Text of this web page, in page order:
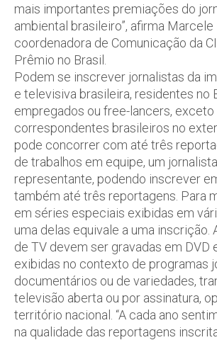
mais importantes premiações do
ambiental brasileiro”, afirma Marcele
coordenadora de Comunicação da
Prêmio no Brasil.
Podem se inscrever jornalistas da
e televisiva brasileira, residentes no
empregados ou free-lancers, exceto
correspondentes brasileiros no
pode concorrer com até três
de trabalhos em equipe, um
representante, podendo inscrever
também até três reportagens. Para
em séries especiais exibidas em
uma delas equivale a uma inscrição.
de TV devem ser gravadas em DVD
exibidas no contexto de programas
documentários ou de variedades,
televisão aberta ou por assinatura,
território nacional. “A cada ano
na qualidade das reportagens